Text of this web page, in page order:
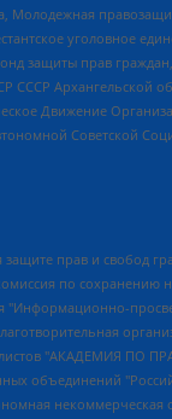
уголовное
прав
Архангельской
Движение
Советской
Алексеевна, Шлейнов Роман Юрьевич, Шмагун Олеся Валентиновна, Общество с ограниченной ответственностью "Альтаир 2021", Общество с ограниченной ответственностью "Вега 2021", Общество с ограниченной ответственностью "Главный редактор 2021", Общество с ограниченной ответственностью "Ромашки монолит", Важенков Артем Валерьевич, Ивановская областная общественная организация "Центр гендерных исследований", Гурман Юрий Альбертович, Медиапроект "ОВД-Инфо", Егоров Владимир Владимирович, Жилинский Владимир Александрович, Общество с ограниченной ответственностью "ЗП", Иванова София Юрьевна, Карезина Инна Павловна, Кильтау Екатерина Викторовна, Петров Алексей Викторович, Пискунов Сергей Евгеньевич, Смирнов Сергей Сергеевич, Тихонов Михаил Сергеевич, Общество с ограниченной ответственностью "ЖУРНАЛИСТ-ИНОСТРАННЫЙ АГЕНТ", Арапова Галина Юрьевна, Вольтская Татьяна Анатольевна,